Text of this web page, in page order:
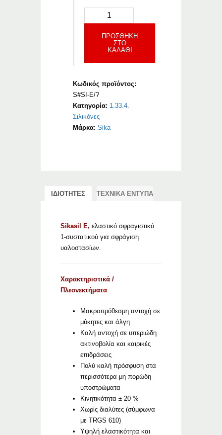
ΠΡΟΣΘΉΚΗ
ΣΤΟ
ΚΑΛΆΘΙ
Κωδικός προϊόντος:
S#SI-E/?
Κατηγορία: 1.33.4.
Σιλικόνες
Μάρκα:Sika
ΙΔΙΟΤΗΤΕΣ ΤΕΧΝΙΚΑ ΕΝΤΥΠΑ
Sikasil E, ελαστικό σφραγιστικό
1-συστατικού για σφράγιση
υαλοστασίων.
Χαρακτηριστικά /
Πλεονεκτήματα
Μακροπρόθεσμη αντοχή σε
μύκητες και άλγη
Καλή αντοχή σε υπεριώδη
ακτινοβολία και καιρικές
επιδράσεις
Πολύ καλή πρόσφυση στα
περισσότερα μη πορώδη
υποστρώματα
Κινητικότητα ± 20 %
Χωρίς διαλύτες (σύμφωνα
με TRGS 610)
Υψηλή ελαστικότητα και